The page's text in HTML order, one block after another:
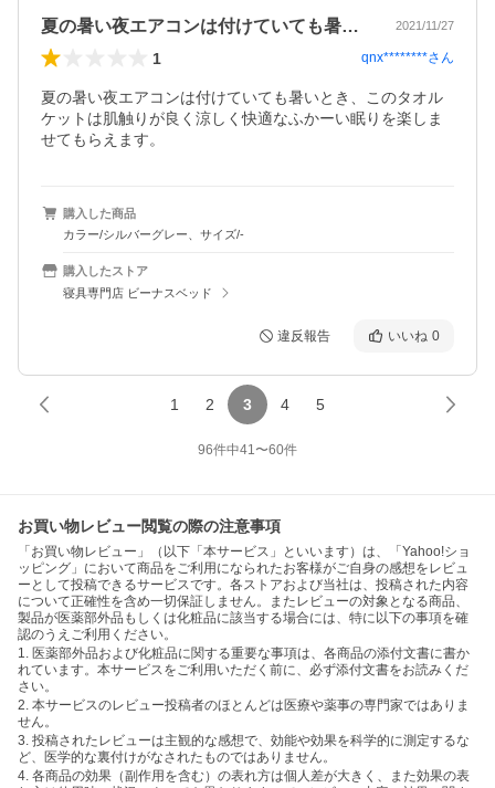
夏の暑い夜エアコンは付けていても暑いと… 2021/11/27
1 qnx********さん
夏の暑い夜エアコンは付けていても暑いとき、このタオル
ケットは肌触りが良く涼しく快適なふかーい眠りを楽しま
せてもらえます。
購入した商品
カラー/シルバーグレー、サイズ/-
購入したストア
寝具専門店 ビーナスベッド
違反報告 いいね 0
1 2 3 4 5
96件中41〜60件
お買い物レビュー閲覧の際の注意事項
「お買い物レビュー」（以下「本サービス」といいます）は、「Yahoo!ショ
ッピング」において商品をご利用になられたお客様がご自身の感想をレビュ
ーとして投稿できるサービスです。各ストアおよび当社は、投稿された内容
について正確性を含め一切保証しません。またレビューの対象となる商品、
製品が医薬部外品もしくは化粧品に該当する場合には、特に以下の事項を確
認のうえご利用ください。
1. 医薬部外品および化粧品に関する重要な事項は、各商品の添付文書に書か
れています。本サービスをご利用いただく前に、必ず添付文書をお読みくだ
さい。
2. 本サービスのレビュー投稿者のほとんどは医療や薬事の専門家ではありま
せん。
3. 投稿されたレビューは主観的な感想で、効能や効果を科学的に測定するな
ど、医学的な裏付けがなされたものではありません。
4. 各商品の効果（副作用を含む）の表れ方は個人差が大きく、また効果の表